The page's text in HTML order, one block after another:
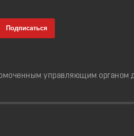
управляющим органом